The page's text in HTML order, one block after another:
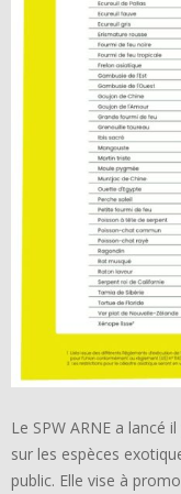
Le SPW ARNE a lancé
sur les espèces
public. Elle vise à